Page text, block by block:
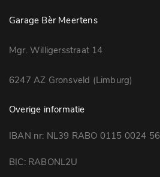
Garage Bèr Meertens
Mgr. Willigersstraat 14
6247 AZ Gronsveld (Limburg)
Overige informatie
IBAN nr: NL39 RABO 0115 0024 56
BIC: RABONL2U